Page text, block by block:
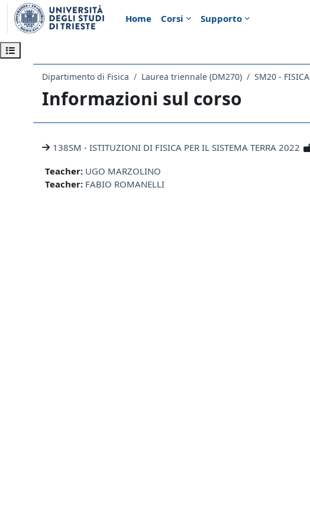
Vai al contenuto principale
Home
Corsi Supporto
Apri indice del corso
Dipartimento di Fisica Laurea triennale (DM270) SM20 - FISICA
Informazioni sul corso
138SM - ISTITUZIONI DI FISICA PER IL SISTEMA TERRA 2022
Teacher: UGO MARZOLINO
Teacher: FABIO ROMANELLI